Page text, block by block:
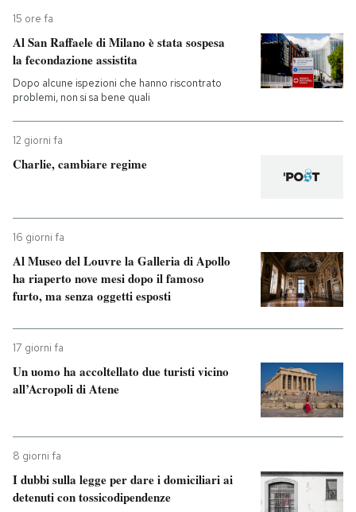
CALENDARIO
AREA PERSONALE
15 ore fa
Al San Raffaele di Milano è stata sospesa
la fecondazione assistita
Dopo alcune ispezioni che hanno riscontrato
problemi, non si sa bene quali
12 giorni fa
Charlie, cambiare regime
16 giorni fa
Al Museo del Louvre la Galleria di Apollo
ha riaperto nove mesi dopo il famoso
furto, ma senza oggetti esposti
17 giorni fa
Un uomo ha accoltellato due turisti vicino
all’Acropoli di Atene
8 giorni fa
I dubbi sulla legge per dare i domiciliari ai
detenuti con tossicodipendenze